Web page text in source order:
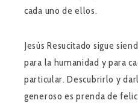
cada uno de ellos.
Jesús Resucitado sigue
para la humanidad y para
particular. Descubrirlo y
generoso es prenda de